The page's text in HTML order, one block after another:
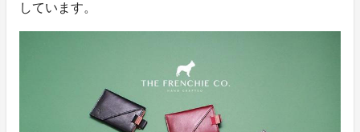
しています。